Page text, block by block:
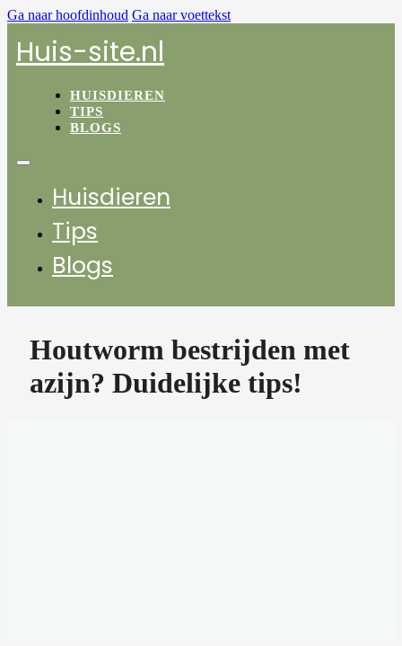
Ga naar hoofdinhoud Ga naar voettekst
Huis-site.nl
HUISDIEREN
TIPS
BLOGS
Huisdieren
Tips
Blogs
Houtworm bestrijden met
azijn? Duidelijke tips!